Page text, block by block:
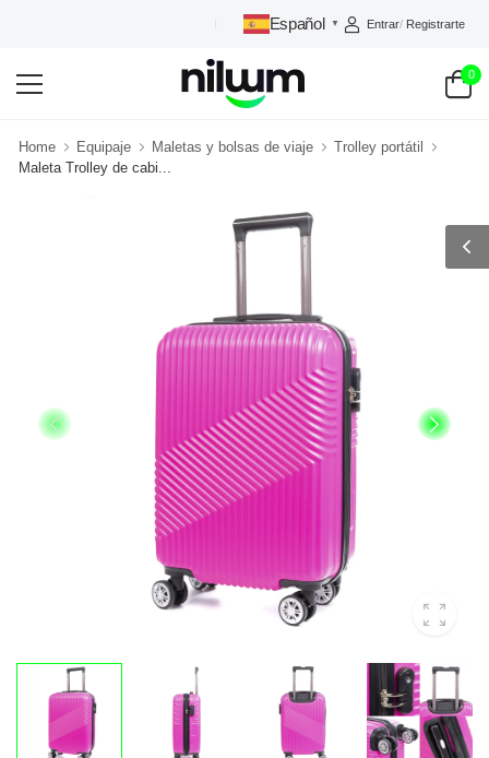
NILUUM: TU TIENDA DE CONFIANZA
Español ▼ Entrar/ Registrarte
0
Home Equipaje Maletas y bolsas de viaje
Trolley portátil
Maleta Trolley de cabi...